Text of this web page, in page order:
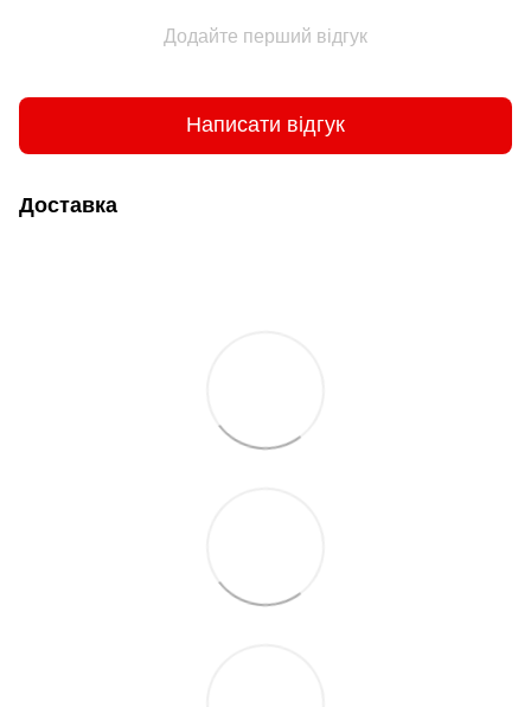
Додайте перший відгук
Написати відгук
Доставка